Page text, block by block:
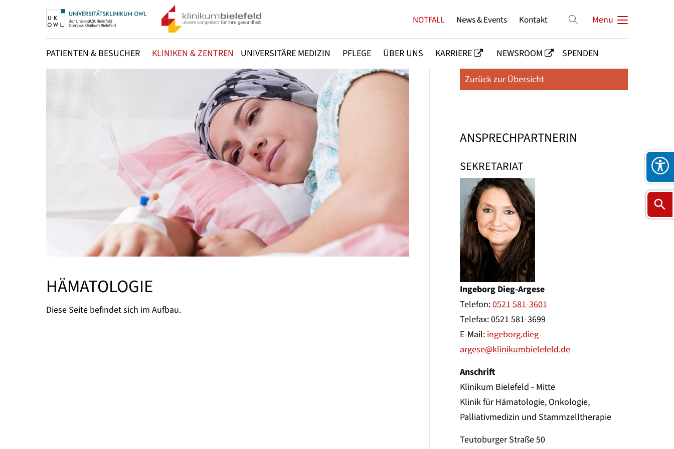
Menu
PATIENTEN & BESUCHER KLINIKEN & ZENTREN UNIVERSITÄRE MEDIZIN PFLEGE ÜBER UNS KARRIERE NEWSROOM SPENDEN
NOTFALL News & Events Kontakt
HÄMATOLOGIE
Diese Seite befindet sich im Aufbau.
Zurück zur Übersicht
ANSPRECHPARTNERIN
SEKRETARIAT
Ingeborg Dieg-Argese
Telefon:0521 581-3601
Telefax: 0521 581-3699
E-Mail: ingeborg.dieg-
argese@klinikumbielefeld.de
Anschrift
Klinikum Bielefeld - Mitte
Klinik für Hämatologie, Onkologie,
Palliativmedizin und Stammzelltherapie
Teutoburger Straße 50